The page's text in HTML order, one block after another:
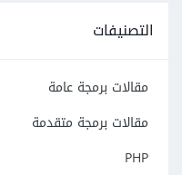
التصنيفات
مقالات برمجة عامة
مقالات برمجة متقدمة
PHP